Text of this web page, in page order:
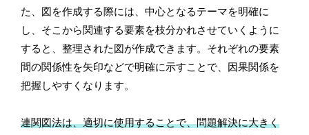
た、図を作成する際には、中心となるテーマを明確に
し、そこから関連する要素を枝分かれさせていくように
すると、整理された図が作成できます。それぞれの要素
間の関係性を矢印などで明確に示すことで、因果関係を
把握しやすくなります。
連関図法は、適切に使用することで、問題解決に大きく